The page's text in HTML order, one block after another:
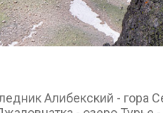
Алибекский - гора